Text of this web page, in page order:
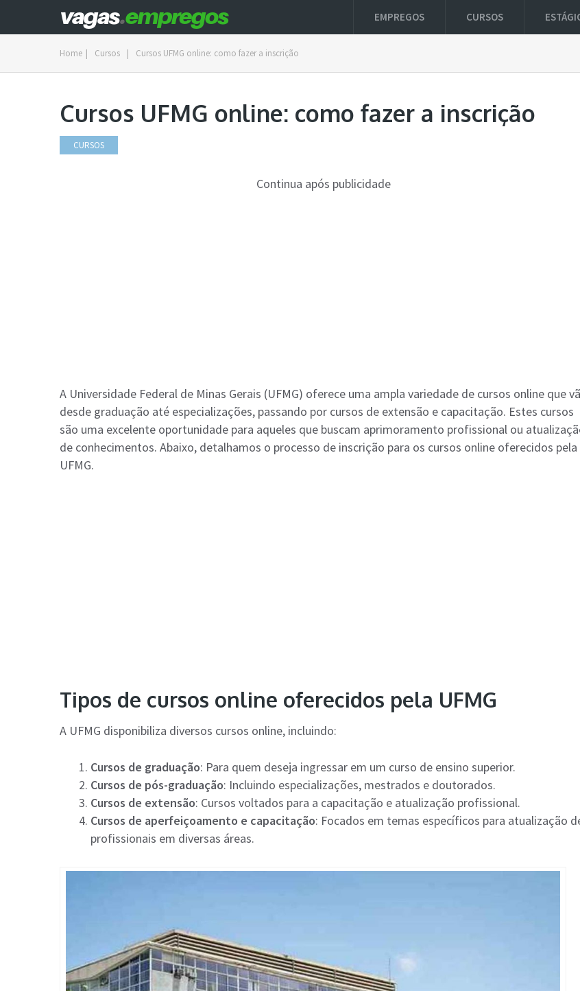
EMPREGOS CURSOS
Home | Cursos | Cursos UFMG online: como fazer a inscrição
Cursos UFMG online: como fazer a inscrição
CURSOS
Continua após publicidade
A Universidade Federal de Minas Gerais (UFMG) oferece uma ampla variedade de cursos online que
desde graduação até especializações, passando por cursos de extensão e capacitação. Estes cursos
são uma excelente oportunidade para aqueles que buscam aprimoramento profissional ou
de conhecimentos. Abaixo, detalhamos o processo de inscrição para os cursos online oferecidos pela
UFMG.
Tipos de cursos online oferecidos pela UFMG
A UFMG disponibiliza diversos cursos online, incluindo:
Cursos de graduação: Para quem deseja ingressar em um curso de ensino superior.
Cursos de pós-graduação: Incluindo especializações, mestrados e doutorados.
Cursos de extensão: Cursos voltados para a capacitação e atualização profissional.
Cursos de aperfeiçoamento e capacitação: Focados em temas específicos para atualização
profissionais em diversas áreas.